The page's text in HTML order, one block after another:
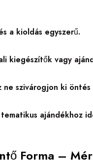
a kioldás egyszerű.
kiegészítők vagy
ne szivárogjon ki öntés
ajándékhoz
Forma –